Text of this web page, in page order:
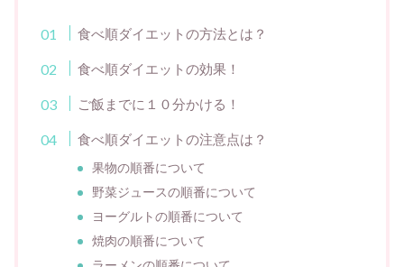
食べ順ダイエットの方法とは？
食べ順ダイエットの効果！
ご飯までに１０分かける！
食べ順ダイエットの注意点は？
果物の順番について
野菜ジュースの順番について
ヨーグルトの順番について
焼肉の順番について